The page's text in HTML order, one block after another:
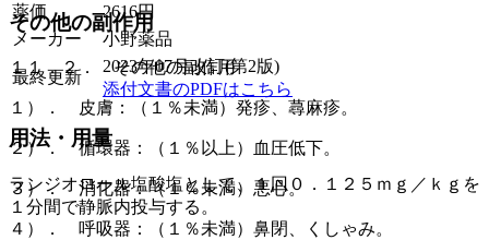
その他の副作用
１１．２． その他の副作用
１）． 皮膚：（１％未満）発疹、蕁麻疹。
２）． 循環器：（１％以上）血圧低下。
３）． 消化器：（１％未満）悪心。
４）． 呼吸器：（１％未満）鼻閉、くしゃみ。
薬価
2616円
メーカー
小野薬品
最終更新
2023年07月改訂(第2版)
添付文書のPDFはこちら
用法・用量
ランジオロール塩酸塩として、１回０．１２５ｍｇ／ｋｇを
１分間で静脈内投与する。